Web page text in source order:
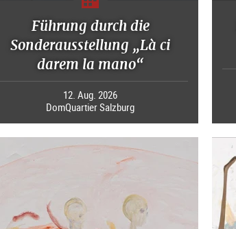
Führung durch die
Sonderausstellung „Là ci
darem la mano“
12. Aug. 2026
DomQuartier Salzburg